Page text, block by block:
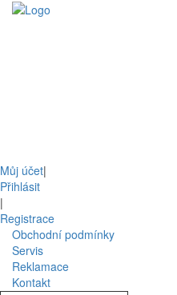
Můj účet|
Přihlásit
|
Registrace
Obchodní podmínky
Servis
Reklamace
Kontakt